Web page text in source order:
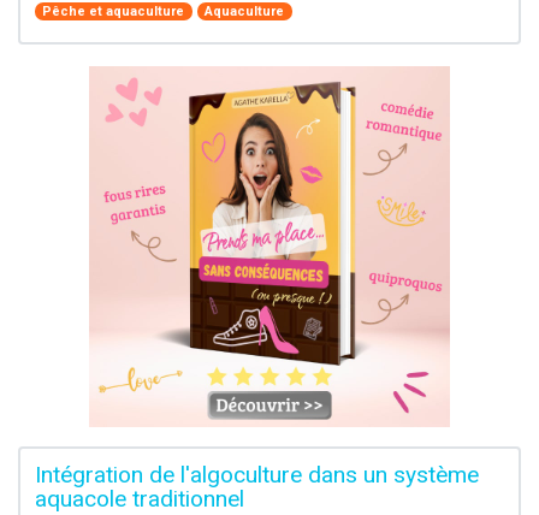
Pêche et aquaculture Aquaculture
Intégration de l'algoculture dans un système
aquacole traditionnel